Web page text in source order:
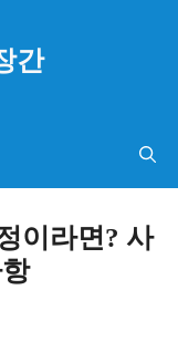
간
이라면? 사